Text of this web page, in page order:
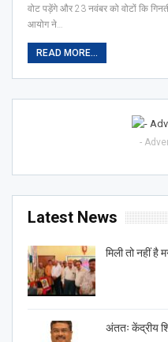
वोट पड़ेंगे और 23 नवंबर को वोटों कि
आयोग ने…
READ MORE...
-
Latest News
मिली तो नहीं
अंततः केंद्रीय